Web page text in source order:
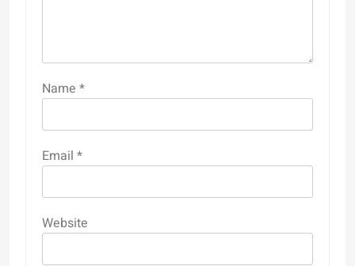
Name *
Email *
Website